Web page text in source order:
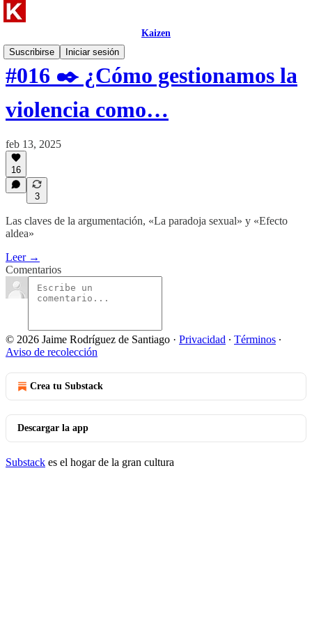
Kaizen
Suscribirse
Iniciar sesión
#016 ✒️ ¿Cómo gestionamos la
violencia como…
feb 13, 2025
16
3
Las claves de la argumentación, «La paradoja sexual» y «Efecto
aldea»
Leer →
Comentarios
© 2026 Jaime Rodríguez de Santiago · Privacidad ∙ Términos ∙
Aviso de recolección
Crea tu Substack
Descargar la app
Substack es el hogar de la gran cultura